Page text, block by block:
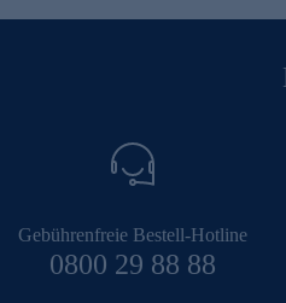
Gebührenfreie Bestell-Hotline
0800 29 88 88